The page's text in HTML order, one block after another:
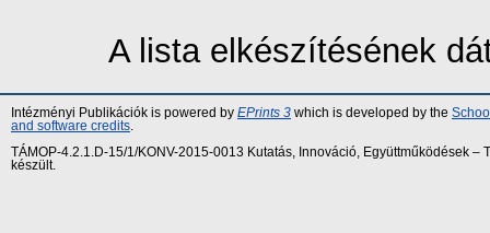
A lista elkészítésének
Intézményi Publikációk is powered by EPrints 3 which is developed by the
and software credits
TÁMOP-4.2.1.D-15/1/KONV-2015-0013 Kutatás, Innováció, Együttműködések
készült.